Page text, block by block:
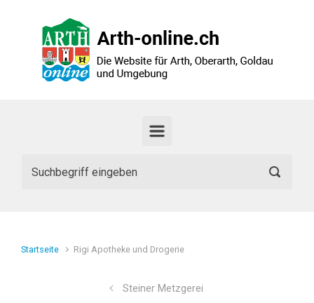
Startseite Rigi Apotheke und Drogerie
Steiner Metzgerei